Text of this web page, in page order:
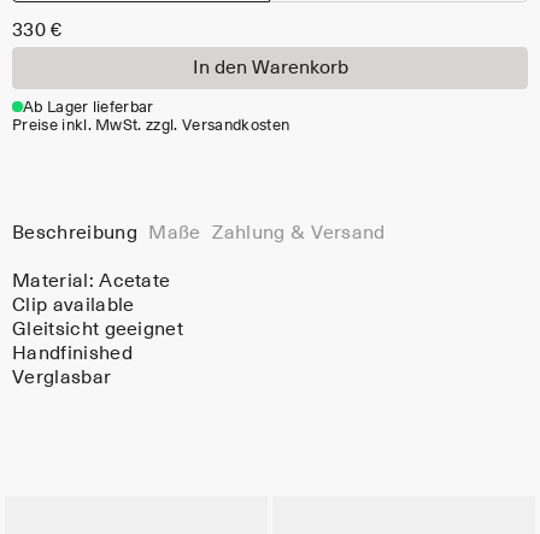
330 €
In den Warenkorb
Ab Lager lieferbar
Preise inkl. MwSt. zzgl. Versandkosten
Beschreibung Maße Zahlung & Versand
Material:Acetate
Clip available
Gleitsicht geeignet
Handfinished
Verglasbar